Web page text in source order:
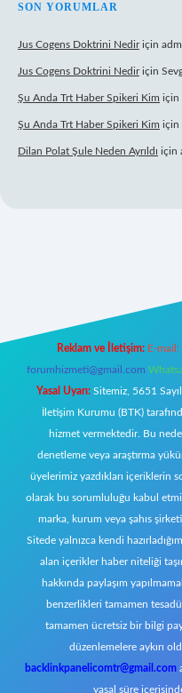
SON YORUMLAR
Jus Cogens Doktrini Nediriçin
Jus Cogens Doktrini Nediriçin
Şu Anda Trt Haber Spikeri Kim için
Şu Anda Trt Haber Spikeri Kim için
Dilan Polat Şule Neden Ayrıldı için
Reklam ve İletişim: E-mail:
forumhizmeti@gmail.com
Yasal Uyarı: Sitemiz, 5651
İletişim Kurumu (BTK)
hizmet vermektedir. Bu
denetleme veya araştırma
üyelerimiz yazdıkları içeriklerin
olarak bu sorumluluğu kabul
marka, kurum veya şahıs
Sitede yalnızca kendi
alan içerikler haber niteliği
hakkında paylaşım
benzerlikleri tamamen
tamamen ücretsiz bir bilgi
düzenlemelere aykırı
backlinkpanelicomtr@gmail.com
yasal süre